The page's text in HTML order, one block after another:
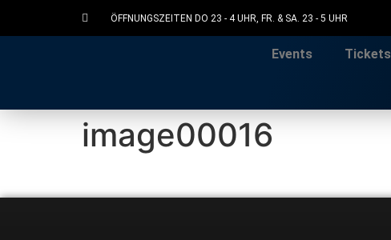
ÖFFNUNGSZEITEN DO 23 - 4 UHR, FR. & SA. 23 - 5 UHR
Events Tickets
image00016